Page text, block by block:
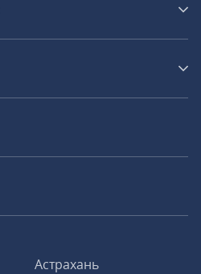
Астрахань